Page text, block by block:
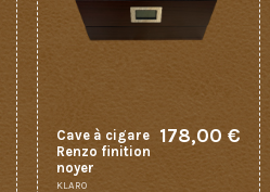
Cave à cigare
Renzo finition
noyer
KLARO
178,00 €